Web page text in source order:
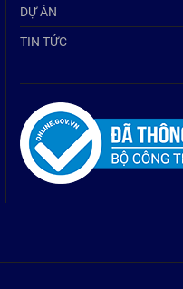
DỰ ÁN
TIN TỨC